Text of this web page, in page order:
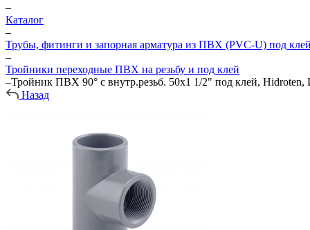
–
Каталог
–
Трубы, фитинги и запорная арматура из ПВХ (PVC-U) под
–
Тройники переходные ПВХ на резьбу и под клей
–Тройник ПВХ 90° с внутр.резьб. 50х1 1/2" под клей, Hidroten,
Назад